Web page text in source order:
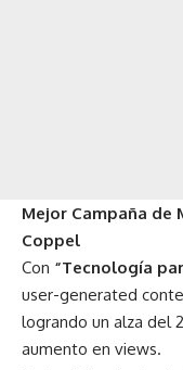
Mejor Campaña de
Coppel
Con “Tecnología
user-generated
logrando un alza del
aumento en views.